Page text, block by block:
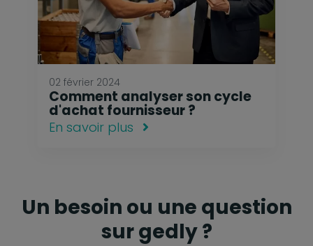
02 février 2024
Comment analyser son cycle
d'achat fournisseur ?
En savoir plus
Un besoin ou une question
sur gedly ?